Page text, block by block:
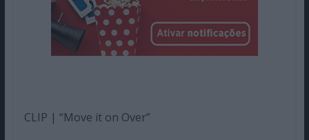
CLIP | “Move it on Over”